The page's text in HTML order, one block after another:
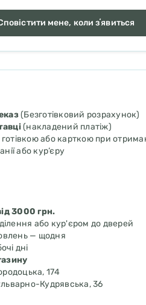
мене, коли зʼявиться
(Безготівковий розрахунок)
(накладений платіж)
або карткою при
або кур’єру
3000 грн.
або кур'єром до дверей
— щодня
дні
174
Кудрявська, 36